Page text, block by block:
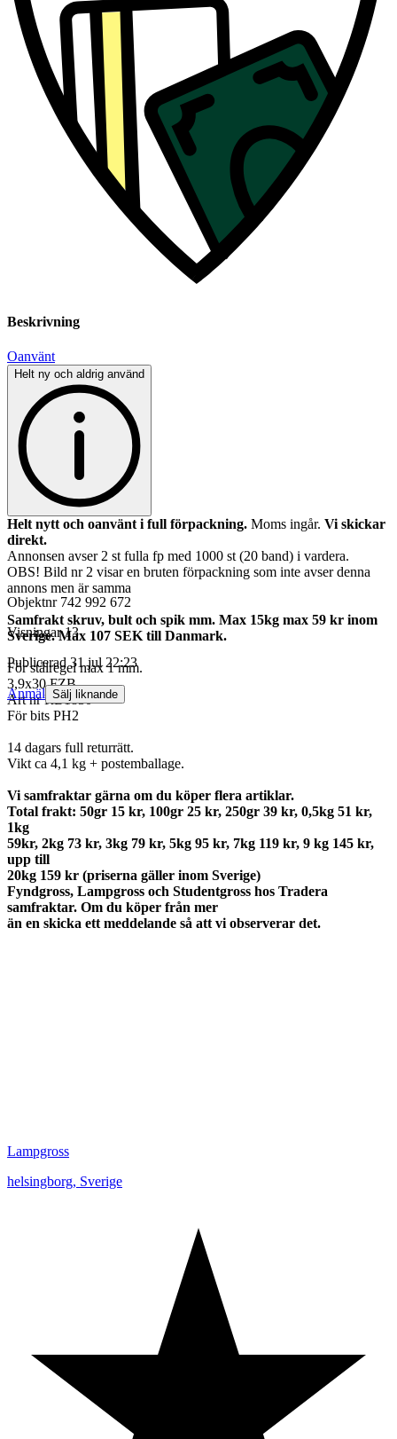
Beskrivning
Oanvänt
Helt ny och aldrig använd
Helt nytt och oanvänt i full förpackning. Moms ingår. Vi skickar
direkt.
Annonsen avser 2 st fulla fp med 1000 st (20 band) i vardera.
OBS! Bild nr 2 visar en bruten förpackning som inte avser denna
annons men är samma
Samfrakt skruv, bult och spik mm. Max 15kg max 59 kr inom
Sverige. Max 107 SEK till Danmark.
För stålregel max 1 mm.
3,9x30 FZB
Art nr RB1830
För bits PH2
14 dagars full returrätt.
Vikt ca 4,1 kg + postemballage.
Vi samfraktar gärna om du köper flera artiklar.
Total frakt: 50gr 15 kr, 100gr 25 kr, 250gr 39 kr, 0,5kg 51 kr,
1kg
59kr, 2kg 73 kr, 3kg 79 kr, 5kg 95 kr, 7kg 119 kr, 9 kg 145 kr,
upp till
20kg 159 kr (priserna gäller inom Sverige)
Fyndgross, Lampgross och Studentgross hos Tradera
samfraktar. Om du köper från mer
än en skicka ett meddelande så att vi observerar det.
Objektnr 742 992 672
Visningar 13
Publicerad 31 jul 22:23
Anmäl Sälj liknande
Lampgross
helsingborg, Sverige